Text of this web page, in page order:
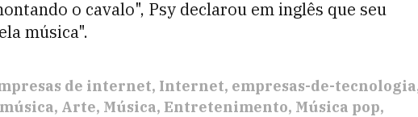
o cavalo", Psy declarou em inglês que seu
música".
de internet Internet empresas-de-tecnologia
Arte Música Entretenimento Música pop